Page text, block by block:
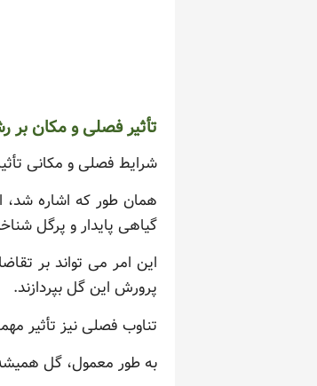
تأثیر فصلی و مکان
شرایط فصلی و مکانی
همان طور که اشاره شد،
گیاهی پایدار و پرگل
این امر می تواند بر
پرورش این گل بپردازند.
تناوب فصلی نیز تأثیر
به طور معمول، گل همیشه